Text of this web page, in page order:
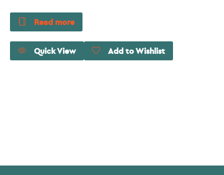
Read more
Quick View Add to Wishlist